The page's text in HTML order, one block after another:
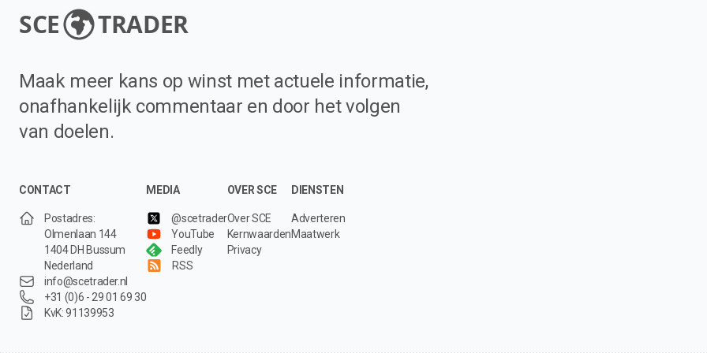
SCE TRADER
Maak meer kans op winst met actuele informatie,
onafhankelijk commentaar en door het volgen
van doelen.
CONTACT
Postadres:
Olmenlaan 144
1404 DH Bussum
Nederland
info@scetrader.nl
+31 (0)6 - 29 01 69 30
KvK: 91139953
MEDIA
@scetrader
YouTube
Feedly
RSS
OVER SCE
Over SCE
Kernwaarden
Privacy
DIENSTEN
Adverteren
Maatwerk